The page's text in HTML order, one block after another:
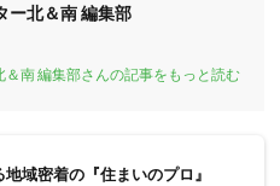
ー北＆南 編集部
＆南 編集部さんの記事をもっと読む
域密着の『住まいのプロ』